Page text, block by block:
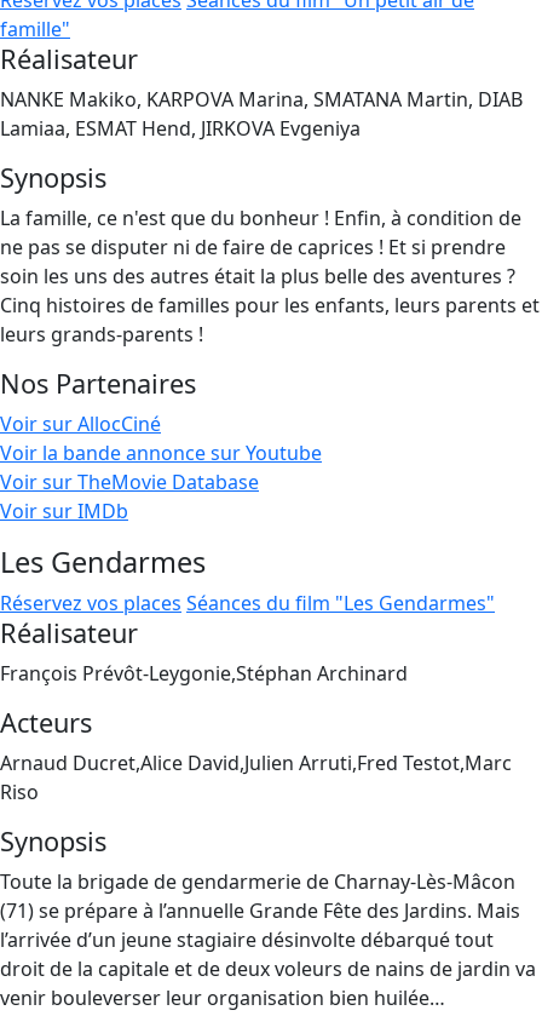
famille"
Réalisateur
NANKE Makiko, KARPOVA Marina, SMATANA Martin, DIAB
Lamiaa, ESMAT Hend, JIRKOVA Evgeniya
Synopsis
La famille, ce n'est que du bonheur ! Enfin, à condition de
ne pas se disputer ni de faire de caprices ! Et si prendre
soin les uns des autres était la plus belle des aventures ?
Cinq histoires de familles pour les enfants, leurs parents et
leurs grands-parents !
Nos Partenaires
Voir sur AllocCiné
Voir la bande annonce sur Youtube
Voir sur TheMovie Database
Voir sur IMDb
Les Gendarmes
Réservez vos places Séances du film "Les Gendarmes"
Réalisateur
François Prévôt-Leygonie,Stéphan Archinard
Acteurs
Arnaud Ducret,Alice David,Julien Arruti,Fred Testot,Marc
Riso
Synopsis
Toute la brigade de gendarmerie de Charnay-Lès-Mâcon
(71) se prépare à l’annuelle Grande Fête des Jardins. Mais
l’arrivée d’un jeune stagiaire désinvolte débarqué tout
droit de la capitale et de deux voleurs de nains de jardin va
venir bouleverser leur organisation bien huilée…